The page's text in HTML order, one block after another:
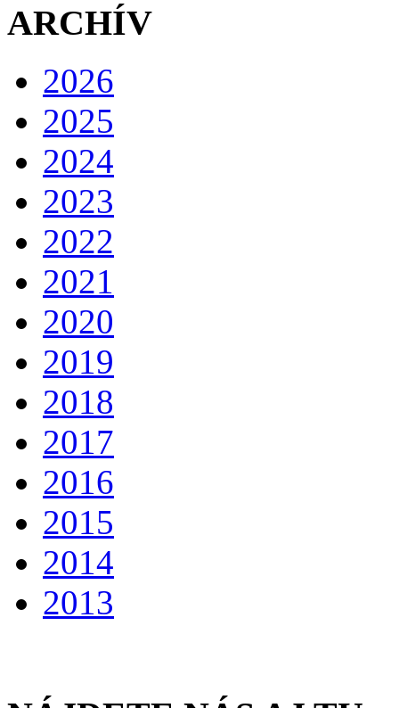
ARCHÍV
2026
2025
2024
2023
2022
2021
2020
2019
2018
2017
2016
2015
2014
2013